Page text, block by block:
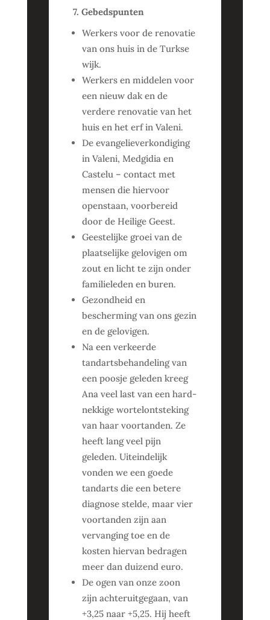
7. Gebedspunten
Werkers voor de renovatie
van ons huis in de Turkse
wijk.
Werkers en middelen voor
een nieuw dak en de
verdere renovatie van het
huis en het erf in Valeni.
De evangelieverkondiging
in Valeni, Medgidia en
Castelu – contact met
mensen die hiervoor
openstaan, voorbereid
door de Heilige Geest.
Geestelijke groei van de
plaatselijke gelovigen om
zout en licht te zijn onder
familieleden en buren.
Gezondheid en
bescherming van ons gezin
en de gelovigen.
Na een verkeerde
tandartsbehandeling van
een poosje geleden kreeg
Ana veel last van een hard-
nekkige wortelontsteking
van haar voortanden. Ze
heeft lang veel pijn
geleden. Uiteindelijk
vonden we een goede
tandarts die een betere
diagnose stelde, maar vier
voortanden zijn aan
vervanging toe en de
kosten hiervan bedragen
meer dan duizend euro.
De ogen van onze zoon
zijn achteruitgegaan, van
+3,25 naar +5,25. Hij heeft